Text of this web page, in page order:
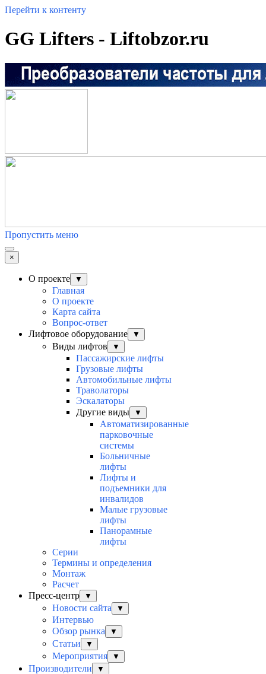
Перейти к контенту
GG Lifters - Liftobzor.ru
Пропустить меню
×
О проекте ▼
Главная
О проекте
Карта сайта
Вопрос-ответ
Лифтовое оборудование
▼
Виды лифтов ▼
Пассажирские лифты
Грузовые лифты
Автомобильные лифты
Траволаторы
Эскалаторы
Другие виды
▼
Автоматизированные
парковочные
системы
Больничные
лифты
Лифты и
подъемники для
инвалидов
Малые грузовые
лифты
Панорамные
лифты
Серии
Термины и определения
Монтаж
Расчет
Пресс-центр
▼
Новости сайта ▼
Интервью
Обзор рынка
▼
Статьи ▼
Мероприятия ▼
Производители ▼